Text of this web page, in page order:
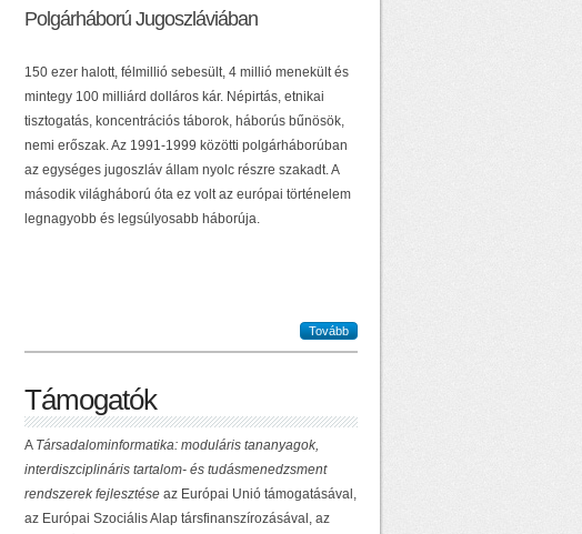
Polgárháború Jugoszláviában
150 ezer halott, félmillió sebesült, 4 millió menekült és
mintegy 100 milliárd dolláros kár. Népirtás, etnikai
tisztogatás, koncentrációs táborok, háborús bűnösök,
nemi erőszak. Az 1991-1999 közötti polgárháborúban
az egységes jugoszláv állam nyolc részre szakadt. A
második világháború óta ez volt az európai történelem
legnagyobb és legsúlyosabb háborúja.
Tovább
Támogatók
A Társadalominformatika: moduláris tananyagok,
interdiszciplináris tartalom- és tudásmenedzsment
rendszerek fejlesztése az Európai Unió támogatásával,
az Európai Szociális Alap társfinanszírozásával, az